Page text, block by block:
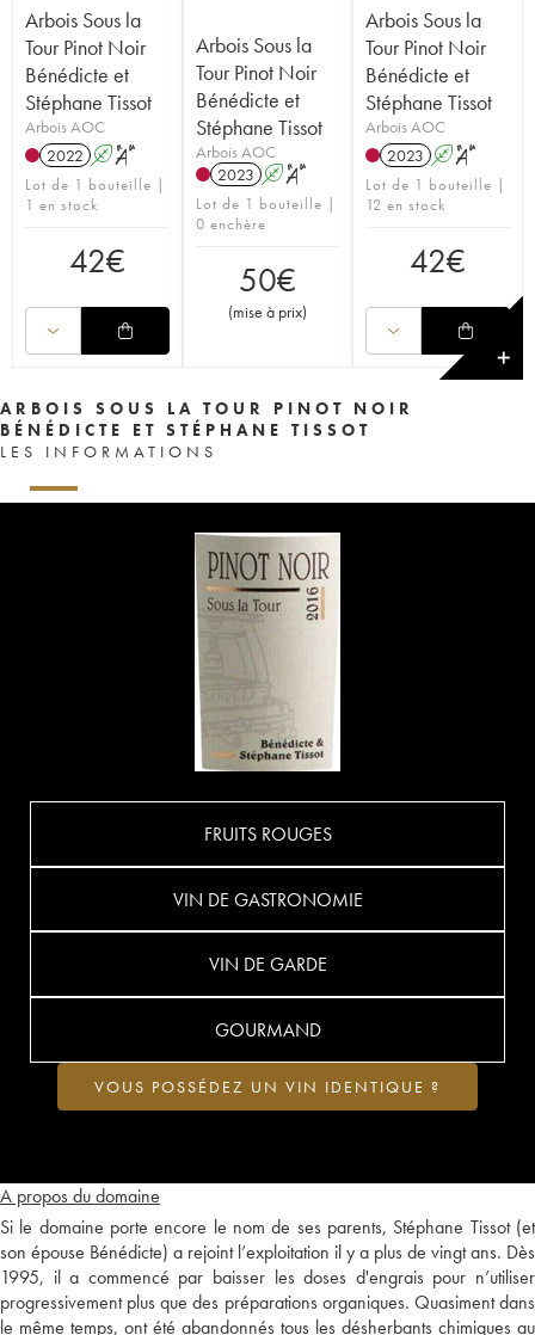
Arbois Sous la
Tour Pinot Noir
Bénédicte et
Stéphane Tissot
Arbois AOC
2022 A S
Lot de 1 bouteille |
1 en stock
42€
Arbois Sous la
Tour Pinot Noir
Bénédicte et
Stéphane Tissot
Arbois AOC
2023 A S
Lot de 1 bouteille |
0 enchère
50€
(mise à prix)
Arbois Sous la
Tour Pinot Noir
Bénédicte et
Stéphane Tissot
Arbois AOC
2023 A S
Lot de 1 bouteille |
12 en stock
42€
✕
ARBOIS SOUS LA TOUR PINOT NOIR
BÉNÉDICTE ET STÉPHANE TISSOT
LES INFORMATIONS
A propos du domaine
Si le domaine porte encore le nom de ses parents, Stéphane Tissot (et
son épouse Bénédicte) a rejoint l’exploitation il y a plus de vingt ans. Dès
1995, il a commencé par baisser les doses d'engrais pour n’utiliser
progressivement plus que des préparations organiques. Quasiment dans
le même temps, ont été abandonnés tous les désherbants chimiques au
FRUITS ROUGES
VIN DE GASTRONOMIE
VIN DE GARDE
GOURMAND
VOUS POSSÉDEZ UN VIN IDENTIQUE ?